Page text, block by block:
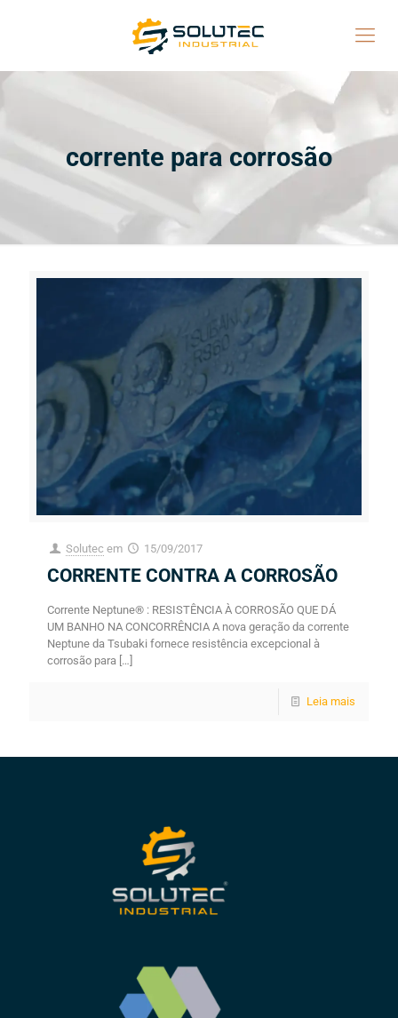
corrente para corrosão
Solutec em 15/09/2017
CORRENTE CONTRA A CORROSÃO
Corrente Neptune® : RESISTÊNCIA À CORROSÃO QUE DÁ
UM BANHO NA CONCORRÊNCIA A nova geração da corrente
Neptune da Tsubaki fornece resistência excepcional à
corrosão para […]
Leia mais